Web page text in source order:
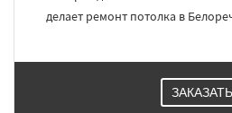
делает ремонт потолка в
ЗАКАЗАТЬ